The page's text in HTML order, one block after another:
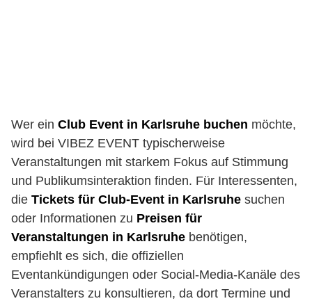
Wer ein Club Event in Karlsruhe buchen möchte,
wird bei VIBEZ EVENT typischerweise
Veranstaltungen mit starkem Fokus auf Stimmung
und Publikumsinteraktion finden. Für Interessenten,
die Tickets für Club-Event in Karlsruhe suchen
oder Informationen zu Preisen für
Veranstaltungen in Karlsruhe benötigen,
empfiehlt es sich, die offiziellen
Eventankündigungen oder Social-Media-Kanäle des
Veranstalters zu konsultieren, da dort Termine und